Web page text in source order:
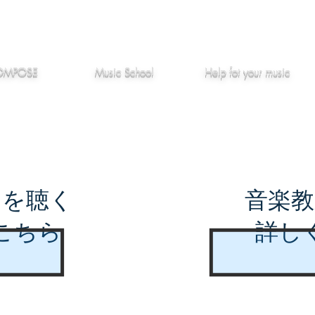
Music School Helpfot your music
聴く
ちら
音楽
詳し